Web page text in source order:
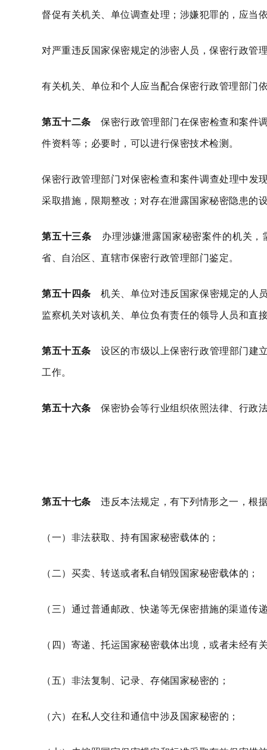
督促有关机关、单位调查处理；涉嫌犯罪的，应当
对严重违反国家保密规定的涉密人员，保密行政管
有关机关、单位和个人应当配合保密行政管理部门
第五十二条 保密行政管理部门在保密检查和案件
件资料等；必要时，可以进行保密技术检测。
保密行政管理部门对保密检查和案件调查处理中发
采取措施，限期整改；对存在泄露国家秘密隐患的
第五十三条 办理涉嫌泄露国家秘密案件的机关，
省、自治区、直辖市保密行政管理部门鉴定。
第五十四条 机关、单位对违反国家保密规定的人
监察机关对该机关、单位负有责任的领导人员和直
第五十五条 设区的市级以上保密行政管理部门建
工作。
第五十六条 保密协会等行业组织依照法律、行政
第五十七条 违反本法规定，有下列情形之一，根
（一）非法获取、持有国家秘密载体的；
（二）买卖、转送或者私自销毁国家秘密载体的；
（三）通过普通邮政、快递等无保密措施的渠道传
（四）寄递、托运国家秘密载体出境，或者未经
（五）非法复制、记录、存储国家秘密的；
（六）在私人交往和通信中涉及国家秘密的；